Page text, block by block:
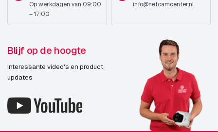
Op werkdagen van 09:00
– 17:00
info@netcamcenter.nl
Blijf op de hoogte
Interessante video's en product
updates